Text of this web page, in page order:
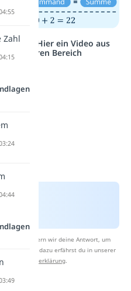
Hier ein Video aus
anderen Bereich
speichern wir deine Antwort, um
Mehr dazu erfährst du in unserer
Datenschutzerklärung.
Zahl